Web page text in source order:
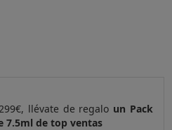
llévate de regalo un Pack
ventas